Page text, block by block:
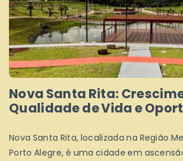
Nova Santa Rita:
Qualidade de Vida e
Nova Santa Rita, localizada na Região
Porto Alegre, é uma cidade em